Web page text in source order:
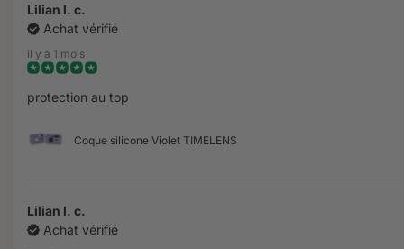
Lilian l. c.
Achat vérifié
il y a 1 mois
protection au top
Coque silicone Violet TIMELENS
Lilian l. c.
Achat vérifié